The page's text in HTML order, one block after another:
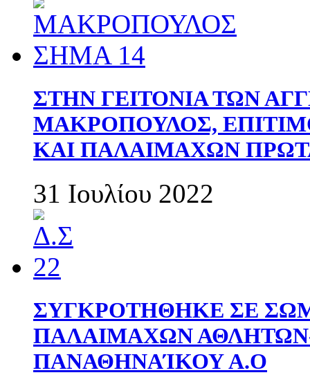
ΣΤΗΝ ΓΕΙΤΟΝΙΑ ΤΩΝ
ΜΑΚΡΟΠΟΥΛΟΣ,
ΚΑΙ ΠΑΛΑΙΜΑΧΩΝ
31 Ιουλίου 2022
ΣΥΓΚΡΟΤΗΘΗΚΕ ΣΕ
ΠΑΛΑΙΜΑΧΩΝ
ΠΑΝΑΘΗΝΑΊΚΟΥ Α.Ο